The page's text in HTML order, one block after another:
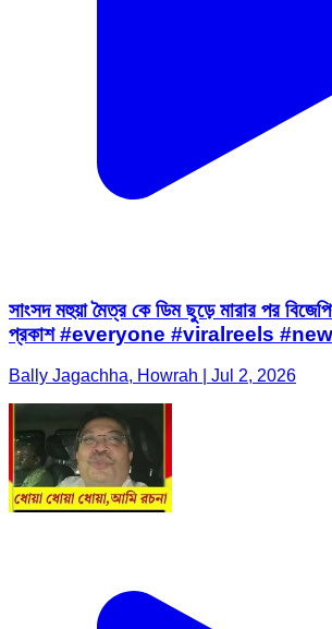
সাংসদ মহুয়া মৈত্র কে ডিম ছুড়ে মারার পর
প্রকাশ #everyone #viralreels
Bally Jagachha, Howrah | Jul 2, 2026